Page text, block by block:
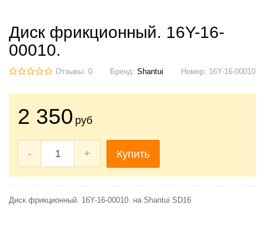
Диск фрикционный. 16Y-16-
00010.
Отзывы: 0 Бренд: Shantui Номер: 16Y-16-00010
2 350 руб
- + Купить
Диск фрикционный. 16Y-16-00010. на Shantui SD16